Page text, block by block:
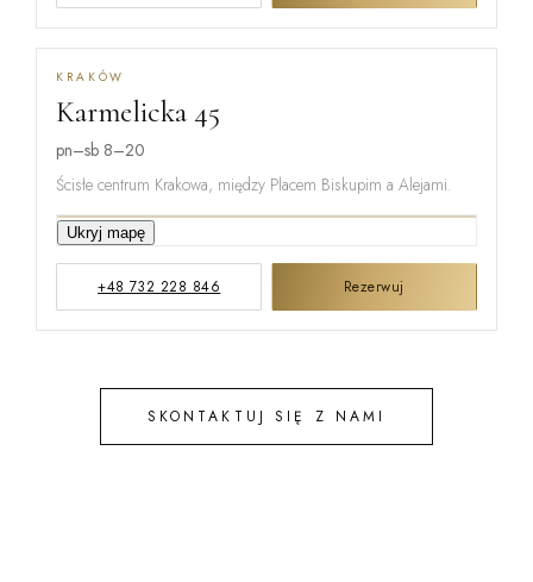
KRAKÓW
Karmelicka 45
pn–sb 8–20
Ścisłe centrum Krakowa, między Placem Biskupim a Alejami.
KARMELICKA
Ukryj mapę
+48 732 228 846 Rezerwuj
SKONTAKTUJ SIĘ Z NAMI